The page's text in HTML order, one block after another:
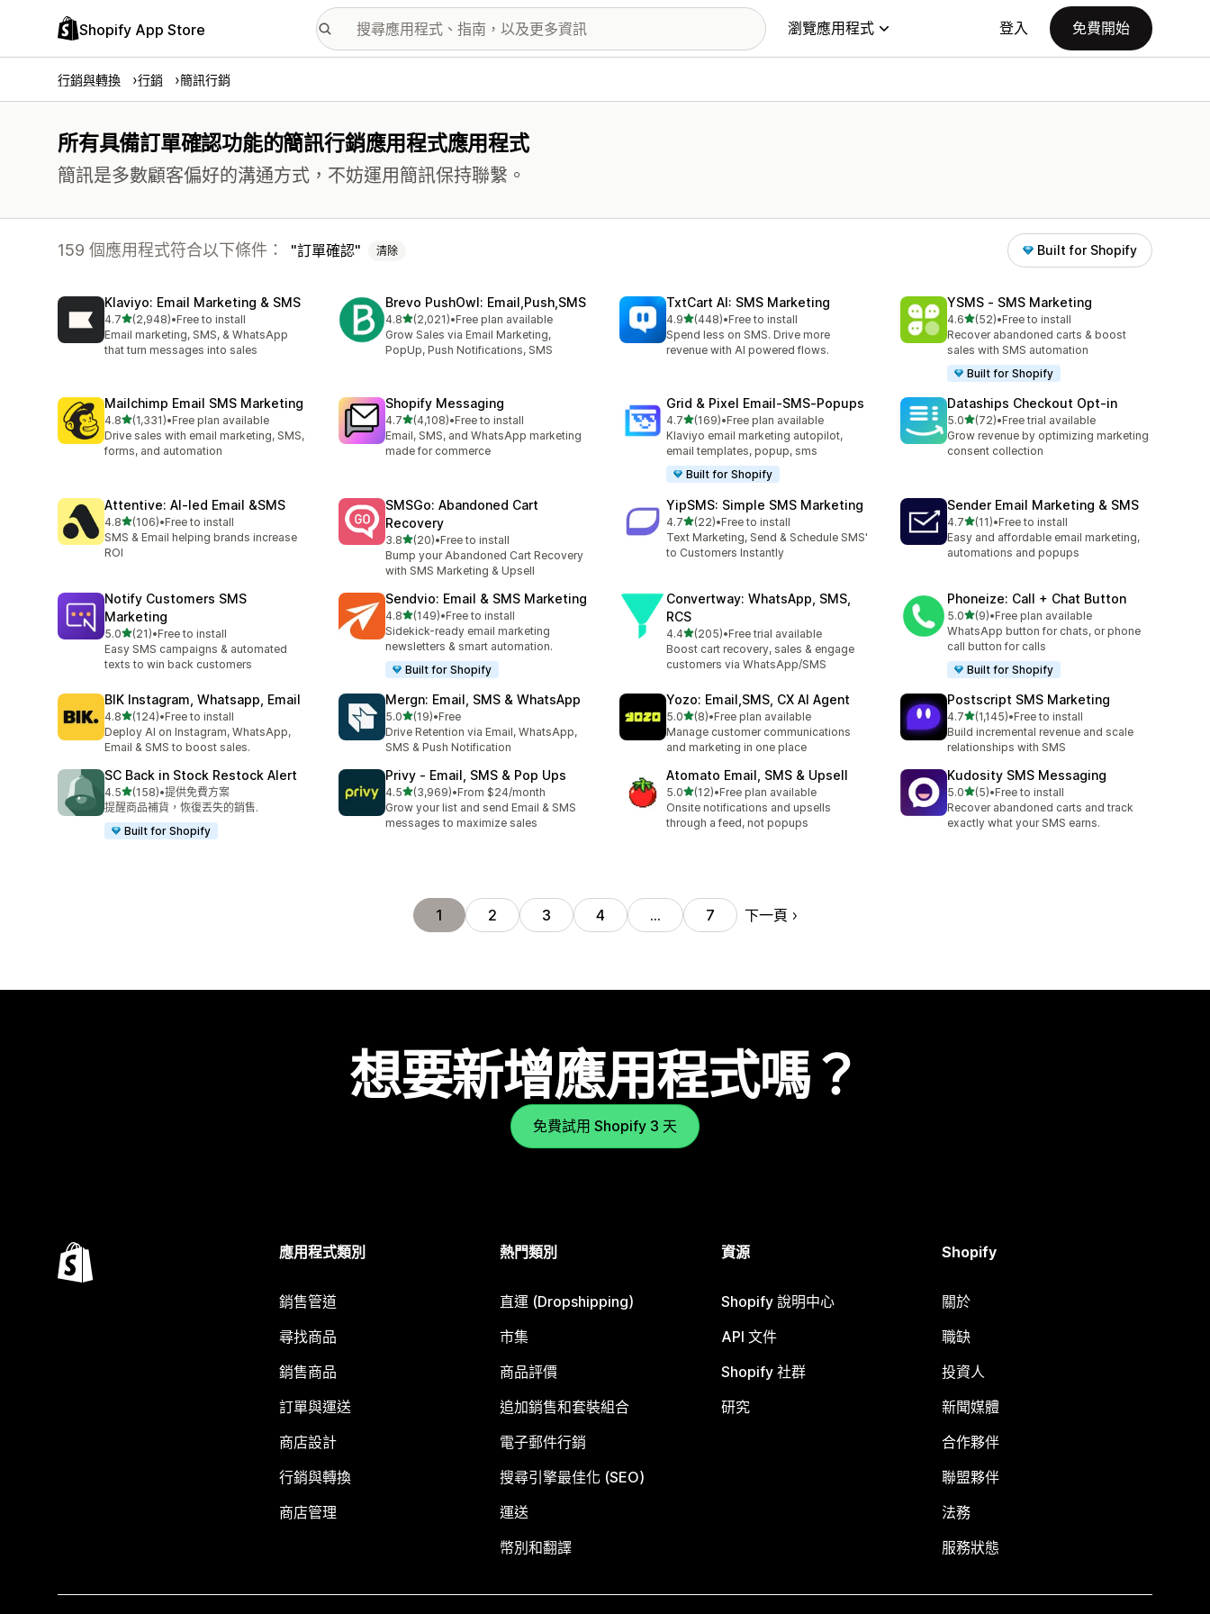
Shopify App Store 瀏覽應用程式 登入 免費開始
行銷與轉換 行銷 簡訊行銷
所有具備訂單確認功能的簡訊行銷應用程式應用程式
簡訊是多數顧客偏好的溝通方式，不妨運用簡訊保持聯繫。
159 個應用程式符合以下條件： 訂單確認 清除 Built for Shopify
Klaviyo: Email Marketing & SMS
4.7滿分 5 顆星
(2,948)
共有 2948 則評價
•Free to install
Email marketing, SMS, & WhatsApp
that turn messages into sales
Brevo PushOwl: Email,Push,SMS
4.8滿分 5 顆星
(2,021)
共有 2021 則評價
•Free plan available
Grow Sales via Email Marketing,
PopUp, Push Notifications, SMS
TxtCart AI: SMS Marketing
4.9滿分 5 顆星
(448)
共有 448 則評價
•Free to install
Spend less on SMS. Drive more
revenue with AI powered flows.
YSMS ‑ SMS Marketing
4.6滿分 5 顆星
(52)
共有 52 則評價
•Free to install
Recover abandoned carts & boost
sales with SMS automation
Built for Shopify
Mailchimp Email SMS Marketing
4.8滿分 5 顆星
(1,331)
共有 1331 則評價
•Free plan available
Drive sales with email marketing, SMS,
forms, and automation
Shopify Messaging
4.7滿分 5 顆星
(4,108)
共有 4108 則評價
•Free to install
Email, SMS, and WhatsApp marketing
made for commerce
Grid & Pixel Email‑SMS‑Popups
4.7滿分 5 顆星
(169)
共有 169 則評價
•Free plan available
Klaviyo email marketing autopilot,
email templates, popup, sms
Built for Shopify
Dataships Checkout Opt‑in
5.0滿分 5 顆星
(72)
共有 72 則評價
•Free trial available
Grow revenue by optimizing marketing
consent collection
Attentive: AI‑led Email &SMS
4.8滿分 5 顆星
(106)
共有 106 則評價
•Free to install
SMS & Email helping brands increase
ROI
SMSGo: Abandoned Cart
Recovery
3.8滿分 5 顆星
(20)
共有 20 則評價
•Free to install
Bump your Abandoned Cart Recovery
with SMS Marketing & Upsell
YipSMS: Simple SMS Marketing
4.7滿分 5 顆星
(22)
共有 22 則評價
•Free to install
Text Marketing, Send & Schedule SMS'
to Customers Instantly
Sender Email Marketing & SMS
4.7滿分 5 顆星
(11)
共有 11 則評價
•Free to install
Easy and affordable email marketing,
automations and popups
Notify Customers SMS
Marketing
5.0滿分 5 顆星
(21)
共有 21 則評價
•Free to install
Easy SMS campaigns & automated
texts to win back customers
Sendvio: Email & SMS Marketing
4.8滿分 5 顆星
(149)
共有 149 則評價
•Free to install
Sidekick-ready email marketing
newsletters & smart automation.
Built for Shopify
Convertway: WhatsApp, SMS,
RCS
4.4滿分 5 顆星
(205)
共有 205 則評價
•Free trial available
Boost cart recovery, sales & engage
customers via WhatsApp/SMS
Phoneize: Call + Chat Button
5.0滿分 5 顆星
(9)
共有 9 則評價
•Free plan available
WhatsApp button for chats, or phone
call button for calls
Built for Shopify
BIK Instagram, Whatsapp, Email
4.8滿分 5 顆星
(124)
共有 124 則評價
•Free to install
Deploy AI on Instagram, WhatsApp,
Email & SMS to boost sales.
Mergn: Email, SMS & WhatsApp
5.0滿分 5 顆星
(19)
共有 19 則評價
•Free
Drive Retention via Email, WhatsApp,
SMS & Push Notification
Yozo: Email,SMS, CX AI Agent
5.0滿分 5 顆星
(8)
共有 8 則評價
•Free plan available
Manage customer communications
and marketing in one place
Postscript SMS Marketing
4.7滿分 5 顆星
(1,145)
共有 1145 則評價
•Free to install
Build incremental revenue and scale
relationships with SMS
SC Back in Stock Restock Alert
4.5滿分 5 顆星
(158)
共有 158 則評價
•提供免費方案
提醒商品補貨，恢復丟失的銷售.
Built for Shopify
Privy ‑ Email, SMS & Pop Ups
4.5滿分 5 顆星
(3,969)
共有 3969 則評價
•From $24/month
Grow your list and send Email & SMS
messages to maximize sales
Atomato Email, SMS & Upsell
5.0滿分 5 顆星
(12)
共有 12 則評價
•Free plan available
Onsite notifications and upsells
through a feed, not popups
Kudosity SMS Messaging
5.0滿分 5 顆星
(5)
共有 5 則評價
•Free to install
Recover abandoned carts and track
exactly what your SMS earns.
1 2 3 4 … 7 下一頁
想要新增應用程式嗎？
免費試用 Shopify 3 天
應用程式類別
銷售管道
尋找商品
銷售商品
訂單與運送
商店設計
行銷與轉換
商店管理
熱門類別
直運 (Dropshipping)
市集
商品評價
追加銷售和套裝組合
電子郵件行銷
搜尋引擎最佳化 (SEO)
運送
幣別和翻譯
資源
Shopify 說明中心
API 文件
Shopify 社群
研究
Shopify
關於
職缺
投資人
新聞媒體
合作夥伴
聯盟夥伴
法務
服務狀態